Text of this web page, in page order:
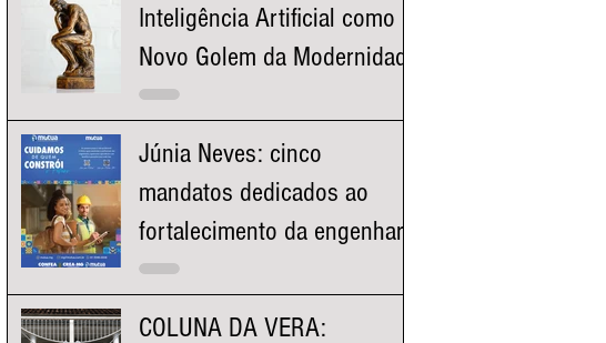
Inteligência Artificial como o
Novo Golem da Modernidade
Júnia Neves: cinco
mandatos dedicados ao
fortalecimento da engenharia
e à valorização dos
COLUNA DA VERA: